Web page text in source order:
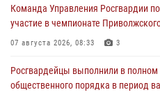
Команда Управления Росгвардии
участие в чемпионате
07 августа 2026, 08:33 3
Росгвардейцы выполнили в
общественного порядка в период